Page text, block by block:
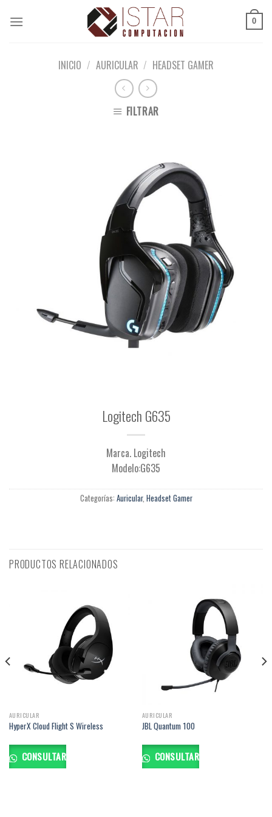
0
INICIO / AURICULAR / HEADSET GAMER
FILTRAR
Logitech G635
Marca. Logitech
Modelo:G635
Categorías: Auricular, Headset Gamer
PRODUCTOS RELACIONADOS
AURICULAR
HyperX Cloud Flight S Wireless
CONSULTAR
AURICULAR
JBL Quantum 100
CONSULTAR